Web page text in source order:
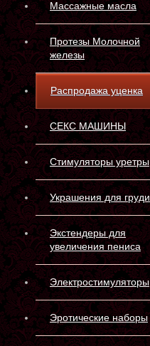
Массажные масла
Протезы Молочной
железы
Распродажа уценка
СЕКС МАШИНЫ
Стимуляторы уретры
Украшения для груди
Экстендеры для
увеличения пениса
Электростимуляторы
Эротические наборы